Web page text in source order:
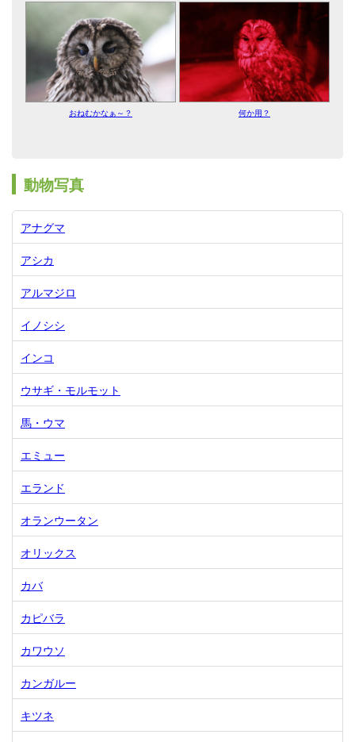
おねむかなぁ～？ 何か用？
動物写真
アナグマ
アシカ
アルマジロ
イノシシ
インコ
ウサギ・モルモット
馬・ウマ
エミュー
エランド
オランウータン
オリックス
カバ
カピバラ
カワウソ
カンガルー
キツネ